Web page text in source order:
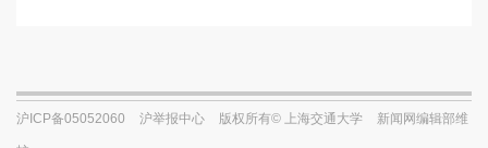
沪ICP备05052060 沪举报中心 版权所有© 上海交通大学 新闻网编辑部维